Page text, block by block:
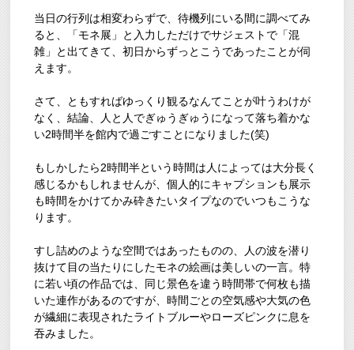
当日の行列は相変わらずで、待機列にいる間に調べてみ
ると、「モネ展」と入力しただけでサジェストで「混
雑」と出てきて、初日からずっとこうであったことが伺
えます。
さて、ともすればゆっくり観るなんてことが叶うわけが
なく、結論、人と人でぎゅうぎゅうになって落ち着かな
い2時間半を館内で過ごすことになりました(笑)
もしかしたら2時間半という時間は人によっては大分長く
感じるかもしれませんが、個人的にキャプションも展示
も時間をかけてかみ砕きたいタイプなのでいつもこうな
ります。
すし詰めのような空間ではあったものの、人の波を潜り
抜けて目の当たりにしたモネの絵画は美しいの一言。特
に若い頃の作品では、同じ景色を違う時間帯で何枚も描
いた連作があるのですが、時間ごとの空気感や大気の色
が繊細に表現されたライトブルーやローズピンクに息を
吞みました。